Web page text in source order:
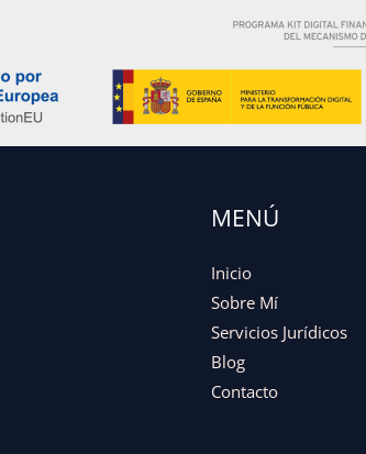
MENÚ
Inicio
Sobre Mí
Servicios Jurídicos
Blog
Contacto